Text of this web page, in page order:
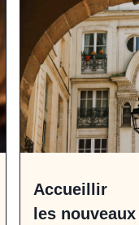
Accueillir
les